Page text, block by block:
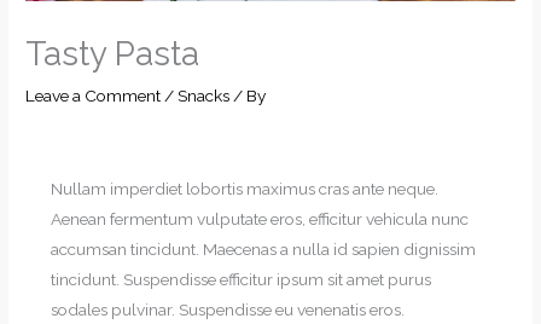
Tasty Pasta
Leave a Comment/Snacks/ By
Nullam imperdiet lobortis maximus cras ante neque.
Aenean fermentum vulputate eros, efficitur vehicula nunc
accumsan tincidunt. Maecenas a nulla id sapien dignissim
tincidunt. Suspendisse efficitur ipsum sit amet purus
sodales pulvinar. Suspendisse eu venenatis eros.